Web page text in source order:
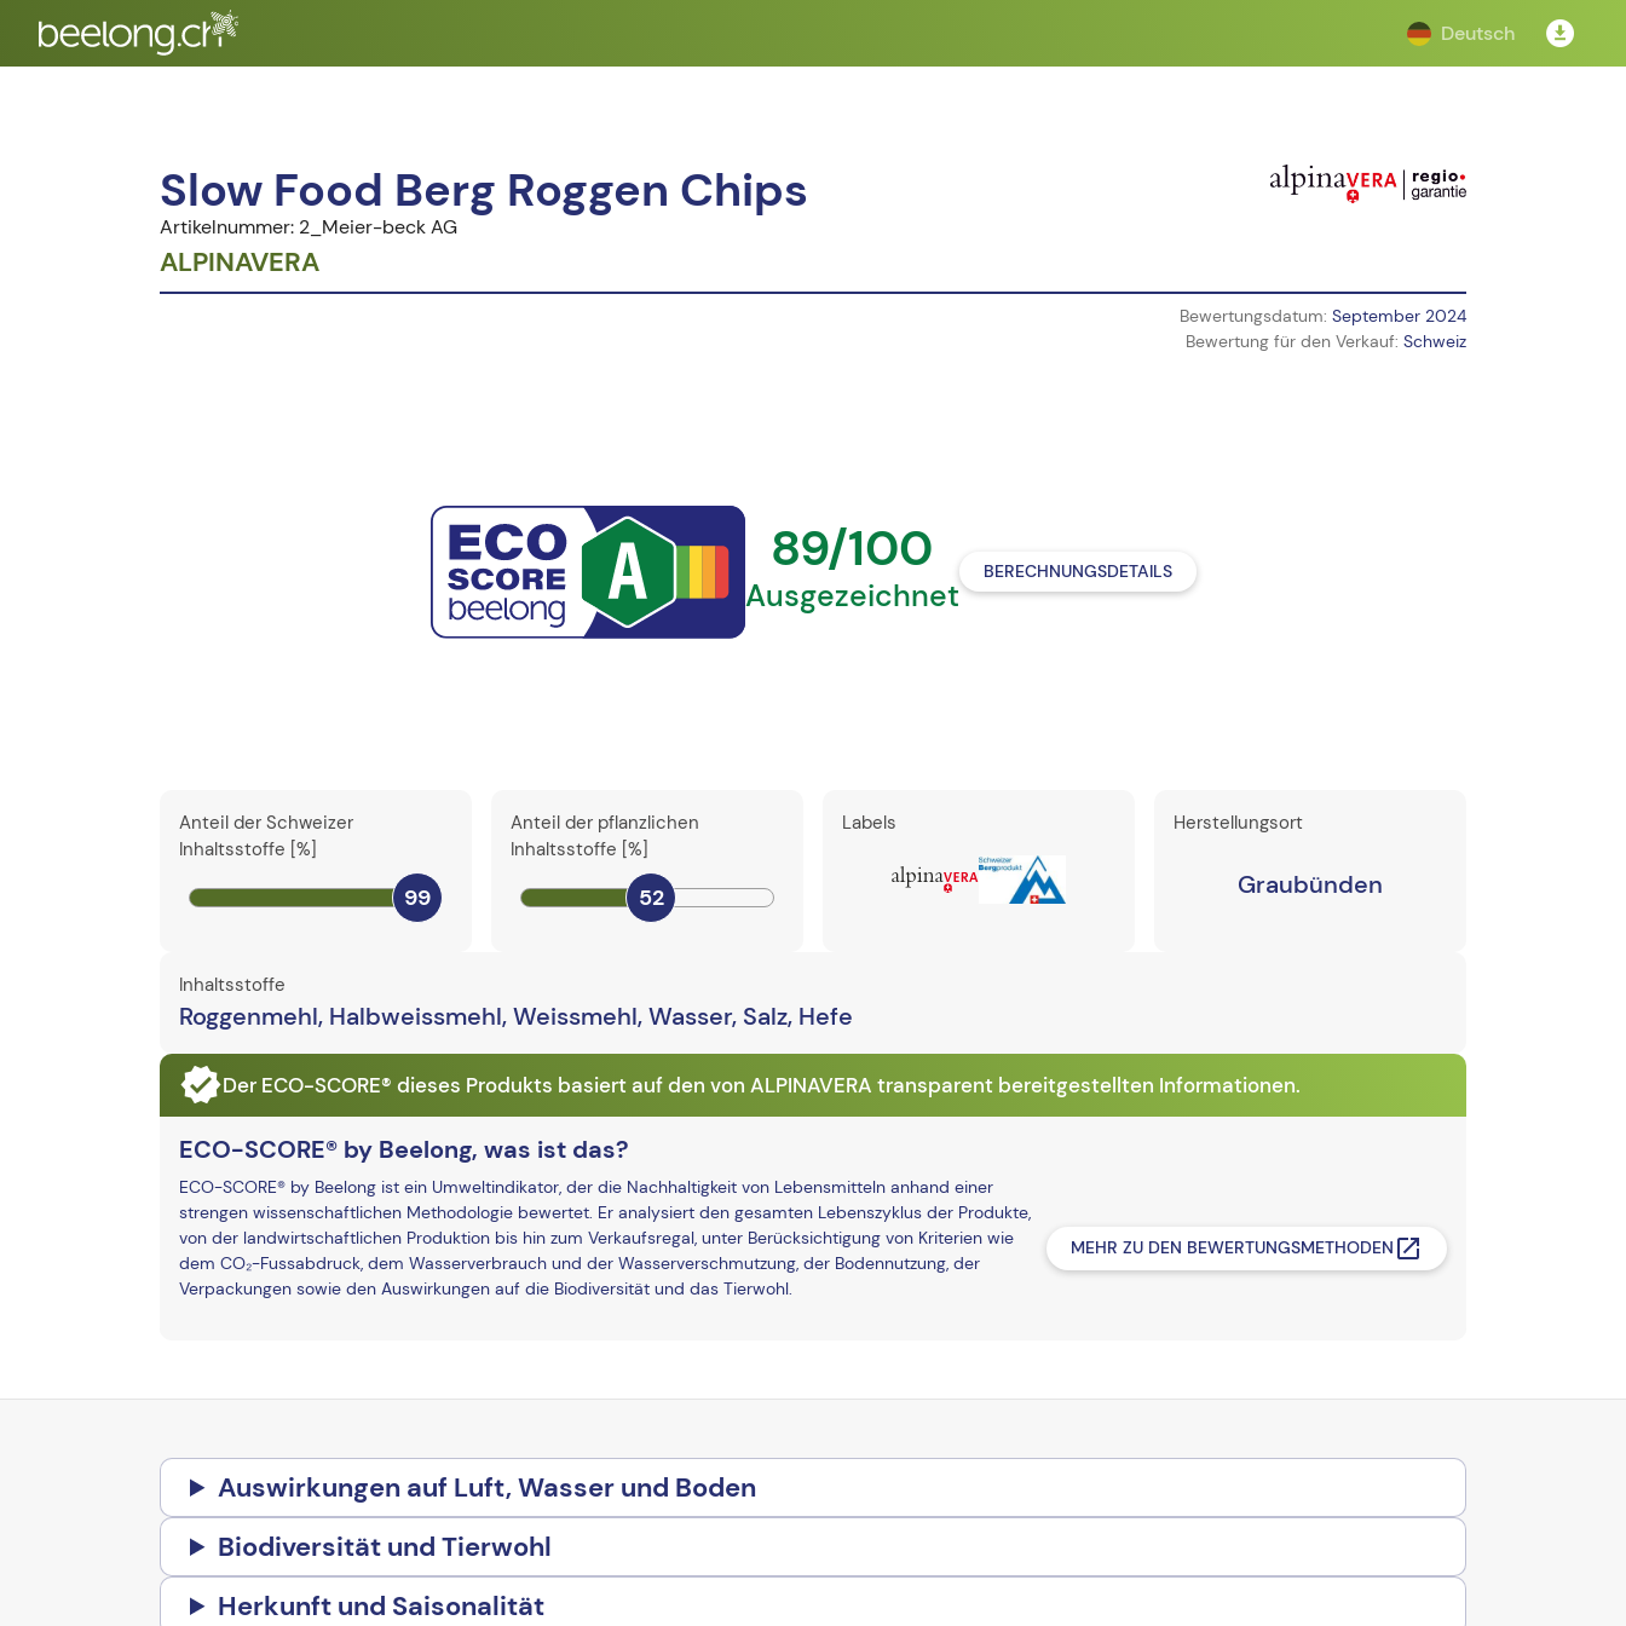
Deutsch
Slow Food Berg Roggen Chips
Artikelnummer: 2_Meier-beck AG
ALPINAVERA
Bewertungsdatum: September 2024
Bewertung für den Verkauf: Schweiz
89/100
Ausgezeichnet
BERECHNUNGSDETAILS
Anteil der Schweizer
Inhaltsstoffe [%]
99
Anteil der pflanzlichen
Inhaltsstoffe [%]
52
Labels Herstellungsort
Graubünden
Inhaltsstoffe
Roggenmehl, Halbweissmehl, Weissmehl, Wasser, Salz, Hefe
Der ECO-SCORE® dieses Produkts basiert auf den von ALPINAVERA transparent bereitgestellten Informationen.
ECO-SCORE® by Beelong, was ist das?
ECO-SCORE® by Beelong ist ein Umweltindikator, der die Nachhaltigkeit von Lebensmitteln anhand einer
strengen wissenschaftlichen Methodologie bewertet. Er analysiert den gesamten Lebenszyklus der Produkte,
von der landwirtschaftlichen Produktion bis hin zum Verkaufsregal, unter Berücksichtigung von Kriterien wie
dem CO₂-Fussabdruck, dem Wasserverbrauch und der Wasserverschmutzung, der Bodennutzung, der
Verpackungen sowie den Auswirkungen auf die Biodiversität und das Tierwohl.
MEHR ZU DEN BEWERTUNGSMETHODEN
Auswirkungen auf Luft, Wasser und Boden
Biodiversität und Tierwohl
Herkunft und Saisonalität